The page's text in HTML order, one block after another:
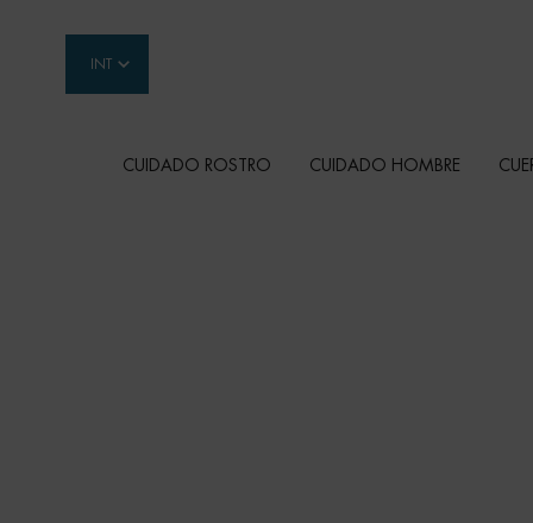
INT
CUIDADO ROSTRO CUIDADO HOMBRE